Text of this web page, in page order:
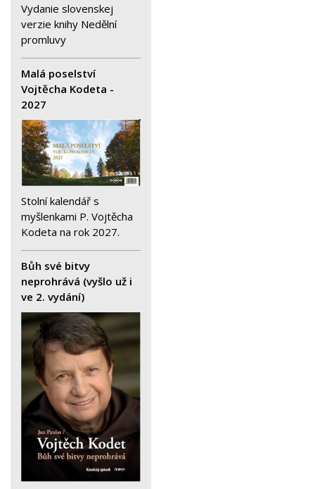
Vydanie slovenskej
verzie knihy Nedělní
promluvy
Malá poselství
Vojtěcha Kodeta -
2027
Stolní kalendář s
myšlenkami P. Vojtěcha
Kodeta na rok 2027.
Bůh své bitvy
neprohrává (vyšlo už i
ve 2. vydání)